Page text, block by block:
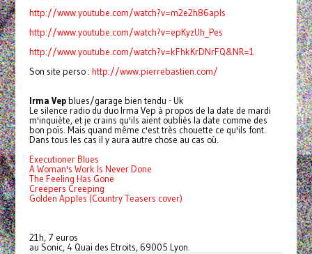
http://www.youtube.com/watch?v=m2e2h86apIs
http://www.youtube.com/watch?v=epKyzUh_Pes
http://www.youtube.com/watch?v=kFhkKrDNrFQ&NR=1
Son site perso : http://www.pierrebastien.com/
Irma Vepblues/garage bien tendu - Uk
Le silence radio du duo Irma Vep à propos de la date de mardi
m'inquiète, et je crains qu'ils aient oubliés la date comme des
bon poïs. Mais quand même c'est très chouette ce qu'ils font.
Dans tous les cas il y aura autre chose au cas où.
Executioner Blues
A Woman's Work Is Never Done
The Feeling Has Gone
Creepers Creeping
Golden Apples (Country Teasers cover)
21h, 7 euros
au Sonic, 4 Quai des Etroits, 69005 Lyon.